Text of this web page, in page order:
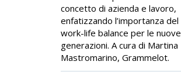
concetto di azienda e lavoro,
enfatizzando l’importanza del
work-life balance per le nuove
generazioni. A cura di Martina
Mastromarino, Grammelot.